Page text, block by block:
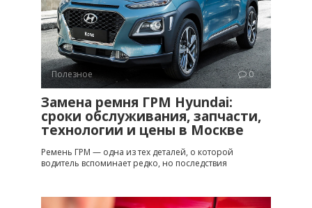
Полезное 0
Замена ремня ГРМ Hyundai:
сроки обслуживания, запчасти,
технологии и цены в Москве
Ремень ГРМ — одна из тех деталей, о которой
водитель вспоминает редко, но последствия